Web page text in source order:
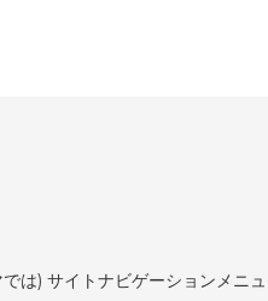
は) サイトナビゲーションメニュ